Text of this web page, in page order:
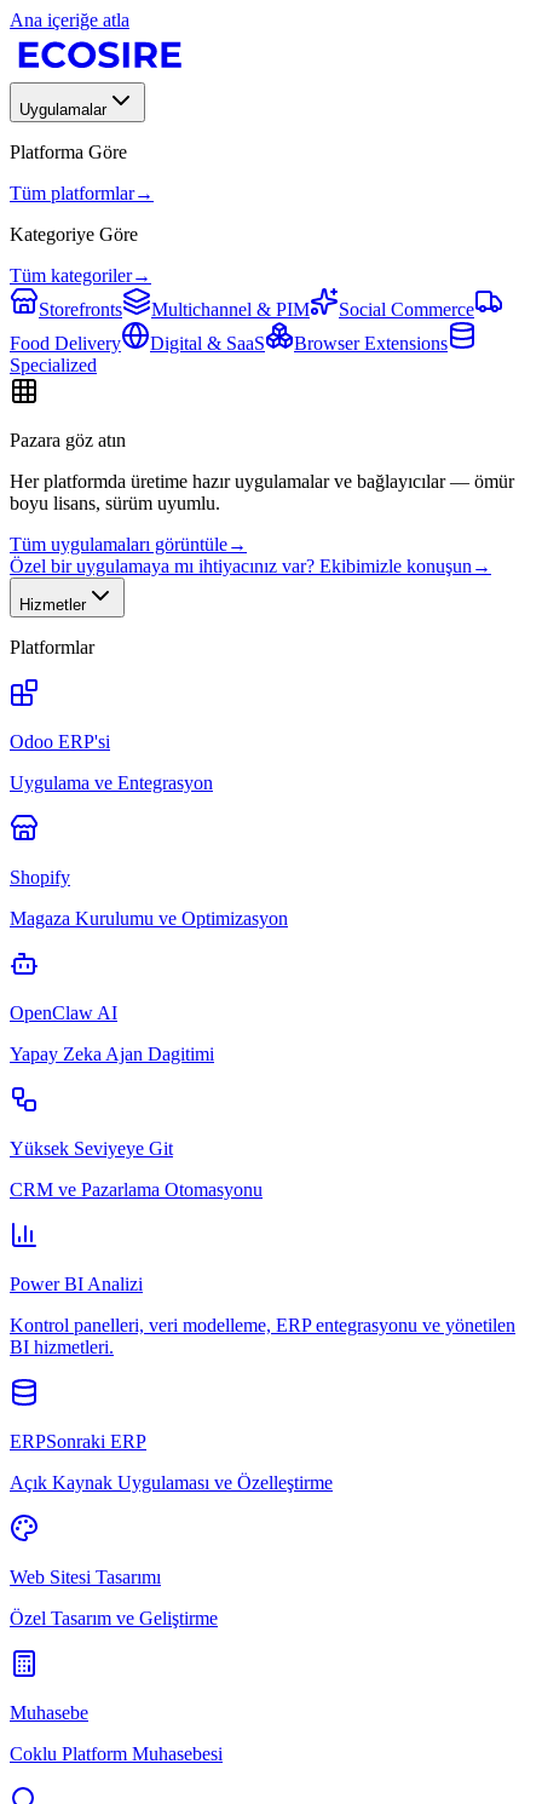
Ana içeriğe atla
Uygulamalar
Platforma Göre
Tüm platformlar→
Kategoriye Göre
Tüm kategoriler→
Storefronts
Multichannel & PIM
Social Commerce
Food Delivery
Digital & SaaS
Browser Extensions
Specialized
Pazara göz atın
Her platformda üretime hazır uygulamalar ve bağlayıcılar — ömür
boyu lisans, sürüm uyumlu.
Tüm uygulamaları görüntüle→
Özel bir uygulamaya mı ihtiyacınız var? Ekibimizle konuşun →
Hizmetler
Platformlar
Odoo ERP'si
Uygulama ve Entegrasyon
Shopify
Magaza Kurulumu ve Optimizasyon
OpenClaw AI
Yapay Zeka Ajan Dagitimi
Yüksek Seviyeye Git
CRM ve Pazarlama Otomasyonu
Power BI Analizi
Kontrol panelleri, veri modelleme, ERP entegrasyonu ve yönetilen
BI hizmetleri.
ERPSonraki ERP
Açık Kaynak Uygulaması ve Özelleştirme
Web Sitesi Tasarımı
Özel Tasarım ve Geliştirme
Muhasebe
Coklu Platform Muhasebesi